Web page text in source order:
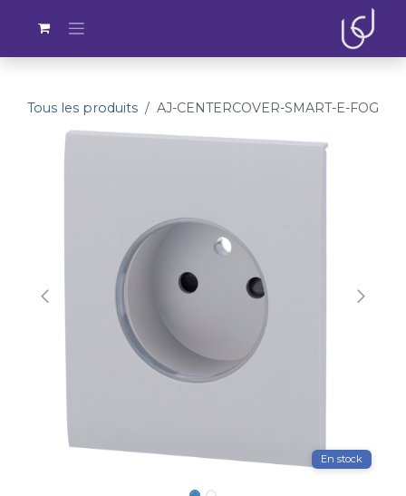
Tous les produits AJ-CENTERCOVER-SMART-E-FOG
En stock